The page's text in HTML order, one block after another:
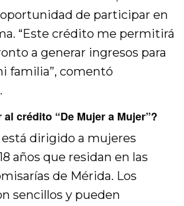
de participar en
“Este crédito me permitirá
a generar ingresos para
familia”, comentó
crédito “De Mujer a Mujer”?
dirigido a mujeres
años que residan en las
de Mérida. Los
sencillos y pueden